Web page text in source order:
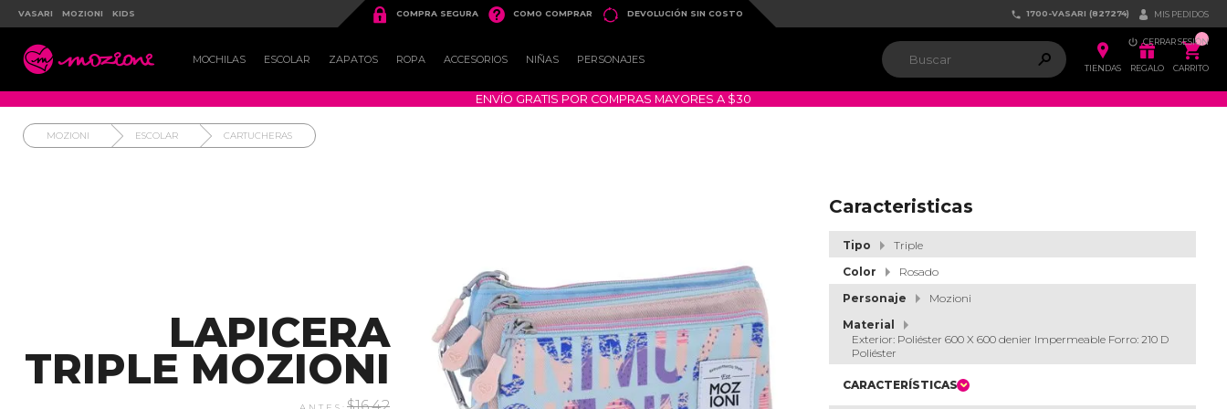
VASARI MOZIONI KIDS  COMPRA SEGURA  COMO COMPRAR  DEVOLUCIÓN SIN COSTO  1700-VASARI (827274)  MIS PEDIDOS
 CERRAR SESIÓN
 MOCHILAS ESCOLAR ZAPATOS ROPA ACCESORIOS NIÑAS PERSONAJES  
TIENDAS

REGALO
ຐ
CARRITO
ENVÍO GRATIS POR COMPRAS MAYORES A $30
MOZIONI ESCOLAR CARTUCHERAS
LAPICERA
TRIPLE MOZIONI
Caracteristicas
Tipo
Triple
Color
Rosado
Personaje
Mozioni
Material
Exterior: Poliéster 600 X 600 denier Impermeable Forro: 210 D
Poliéster
CARACTERÍSTICAS